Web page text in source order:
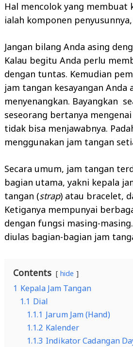
Hal mencolok yang membuat
ialah komponen
Jangan bilang Anda asing
Kalau begitu Anda perlu
dengan tuntas. Kemudian
jam tangan kesayangan Anda
menyenangkan. Bayangkan
seseorang bertanya
tidak bisa menjawabnya.
menggunakan jam tangan
Secara umum, jam tangan
bagian utama, yakni kepala
tangan (strap) atau bracelet,
Ketiganya mempunyai
dengan fungsi masing-
diulas bagian-bagian jam
Contents hide
1 Kepala Jam Tangan
1.1 Dial
1.1.1 Jarum Jam (Hand)
1.1.2 Kalender
1.1.3 Indikator Cadangan